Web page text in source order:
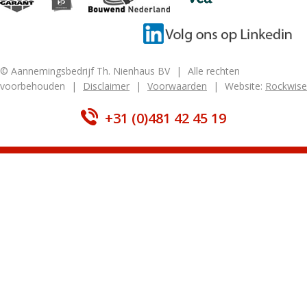
© Aannemingsbedrijf Th. Nienhaus BV |
Alle rechten
voorbehouden
| Disclaimer | Voorwaarden | Website: Rockwise
+31 (0)481 42 45 19